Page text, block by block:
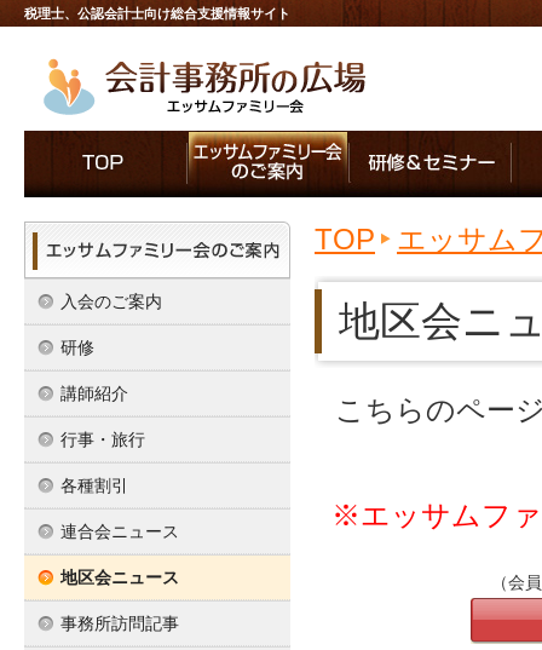
税理士、公認会計士向け総合支援情報サイト
入会のご案内
研修
講師紹介
行事・旅行
各種割引
連合会ニュース
地区会ニュース
事務所訪問記事
TOP エッサム
地区会ニ
こちらのペー
※エッサムフ
（会員